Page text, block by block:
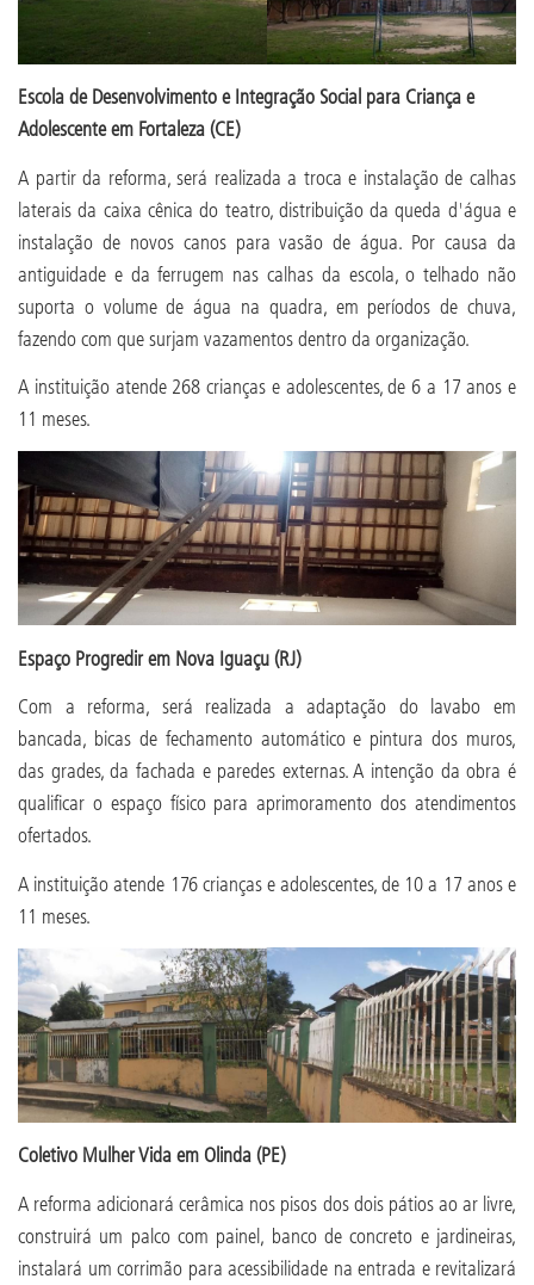
Escola de Desenvolvimento e Integração Social para Criança e
Adolescente em Fortaleza (CE)
A partir da reforma, será realizada a troca e instalação de calhas
laterais da caixa cênica do teatro, distribuição da queda d'água e
instalação de novos canos para vasão de água. Por causa da
antiguidade e da ferrugem nas calhas da escola, o telhado não
suporta o volume de água na quadra, em períodos de chuva,
fazendo com que surjam vazamentos dentro da organização.
A instituição atende 268 crianças e adolescentes, de 6 a 17 anos e
11 meses.
Espaço Progredir em Nova Iguaçu (RJ)
Com a reforma, será realizada a adaptação do lavabo em
bancada, bicas de fechamento automático e pintura dos muros,
das grades, da fachada e paredes externas. A intenção da obra é
qualificar o espaço físico para aprimoramento dos atendimentos
ofertados.
A instituição atende 176 crianças e adolescentes, de 10 a 17 anos e
11 meses.
Coletivo Mulher Vida em Olinda (PE)
A reforma adicionará cerâmica nos pisos dos dois pátios ao ar livre,
construirá um palco com painel, banco de concreto e jardineiras,
instalará um corrimão para acessibilidade na entrada e revitalizará